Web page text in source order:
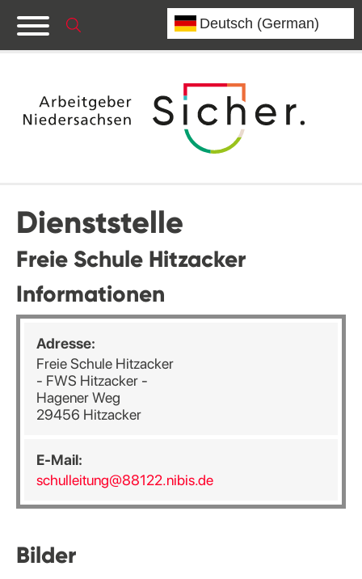
Dienststelle
Freie Schule Hitzacker
Informationen
Adresse:
Freie Schule Hitzacker
- FWS Hitzacker -
Hagener Weg
29456 Hitzacker
E-Mail:
schulleitung@88122.nibis.de
Bilder